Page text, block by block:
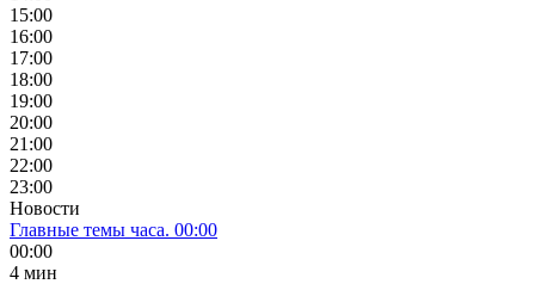
15:00
16:00
17:00
18:00
19:00
20:00
21:00
22:00
23:00
Новости
Главные темы часа. 00:00
00:00
4 мин